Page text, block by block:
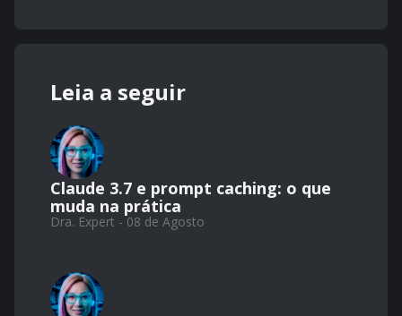
Leia a seguir
Claude 3.7 e prompt caching: o que
muda na prática
Dra. Expert - 08 de Agosto